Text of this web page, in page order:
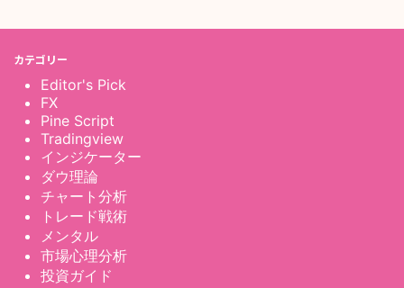
カテゴリー
Editor's Pick
FX
Pine Script
Tradingview
インジケーター
ダウ理論
チャート分析
トレード戦術
メンタル
市場心理分析
投資ガイド